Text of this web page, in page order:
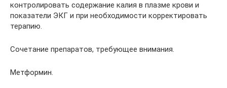
контролировать содержание калия в плазме крови и
показатели ЭКГ и при необходимости корректировать
терапию.
Сочетание препаратов, требующее внимания.
Метформин.